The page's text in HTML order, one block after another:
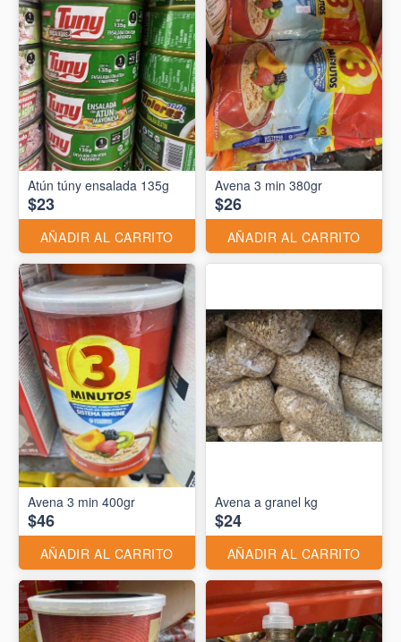
Atún túny ensalada 135g
$23
AÑADIR AL CARRITO
Avena 3 min 380gr
$26
AÑADIR AL CARRITO
Avena 3 min 400gr
$46
AÑADIR AL CARRITO
Avena a granel kg
$24
AÑADIR AL CARRITO